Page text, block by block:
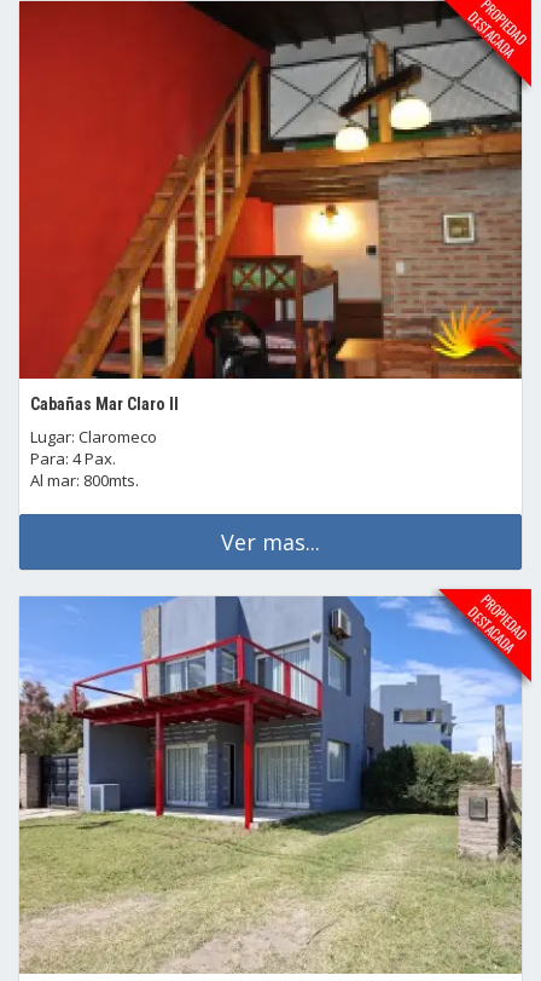
Cabañas Mar Claro II
Lugar: Claromeco
Para: 4 Pax.
Al mar: 800mts.
Ver mas...